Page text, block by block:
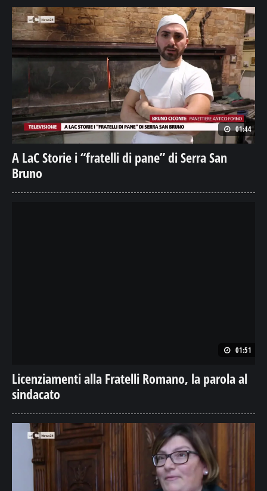
01:44
A LaC Storie i “fratelli di pane” di Serra San
Bruno
01:51
Licenziamenti alla Fratelli Romano, la parola al
sindacato